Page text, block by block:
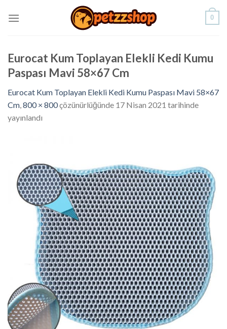
0
Eurocat Kum Toplayan Elekli Kedi Kumu
Paspası Mavi 58×67 Cm
Eurocat Kum Toplayan Elekli Kedi Kumu Paspası Mavi 58×67
Cm,800 × 800çözünürlüğünde 17 Nisan 2021 tarihinde
yayınlandı